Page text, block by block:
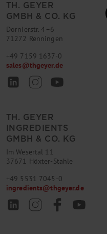
TH. GEYER
GMBH & CO. KG
Dornierstr. 4–6
71272 Renningen
+49 7159 1637-0
sales@thgeyer.de
TH. GEYER
INGREDIENTS
GMBH & CO. KG
Im Wesertal 11
37671 Höxter-Stahle
+49 5531 7045-0
ingredients@thgeyer.de